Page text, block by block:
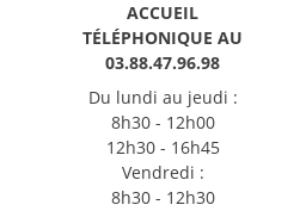
ACCUEIL
TÉLÉPHONIQUE AU
03.88.47.96.98
Du lundi au jeudi :
8h30 - 12h00
12h30 - 16h45
Vendredi :
8h30 - 12h30